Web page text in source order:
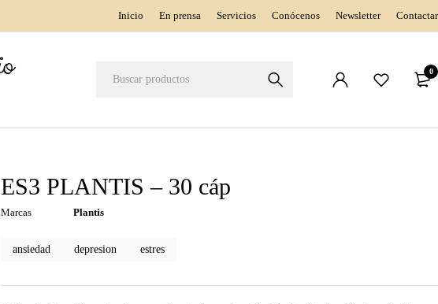
Inicio En prensa Servicios Conócenos Newsletter Contactar
0
ES3 PLANTIS – 30 cáp
Marcas Plantis
ansiedad depresion estres